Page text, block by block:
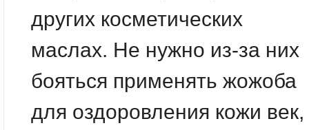
других косметических
маслах. Не нужно из-за них
бояться применять жожоба
для оздоровления кожи век,